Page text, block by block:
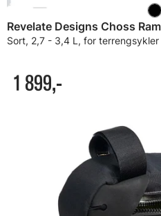
Revelate Designs Choss
Sort, 2,7 - 3,4 L, for terrengsykler
1 899,-